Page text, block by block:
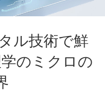
ル技術で鮮
のミクロの